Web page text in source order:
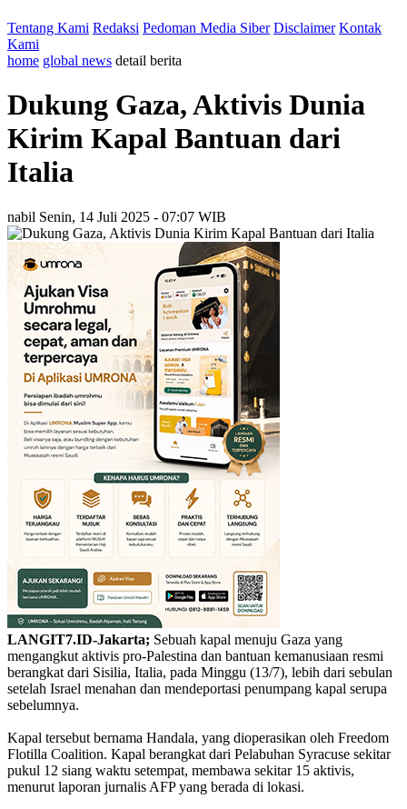
Tentang Kami Redaksi Pedoman Media Siber Disclaimer Kontak
Kami
home global news detail berita
Dukung Gaza, Aktivis Dunia
Kirim Kapal Bantuan dari
Italia
nabil Senin, 14 Juli 2025 - 07:07 WIB
LANGIT7.ID-Jakarta; Sebuah kapal menuju Gaza yang
mengangkut aktivis pro-Palestina dan bantuan kemanusiaan resmi
berangkat dari Sisilia, Italia, pada Minggu (13/7), lebih dari sebulan
setelah Israel menahan dan mendeportasi penumpang kapal serupa
sebelumnya.
Kapal tersebut bernama Handala, yang dioperasikan oleh Freedom
Flotilla Coalition. Kapal berangkat dari Pelabuhan Syracuse sekitar
pukul 12 siang waktu setempat, membawa sekitar 15 aktivis,
menurut laporan jurnalis AFP yang berada di lokasi.